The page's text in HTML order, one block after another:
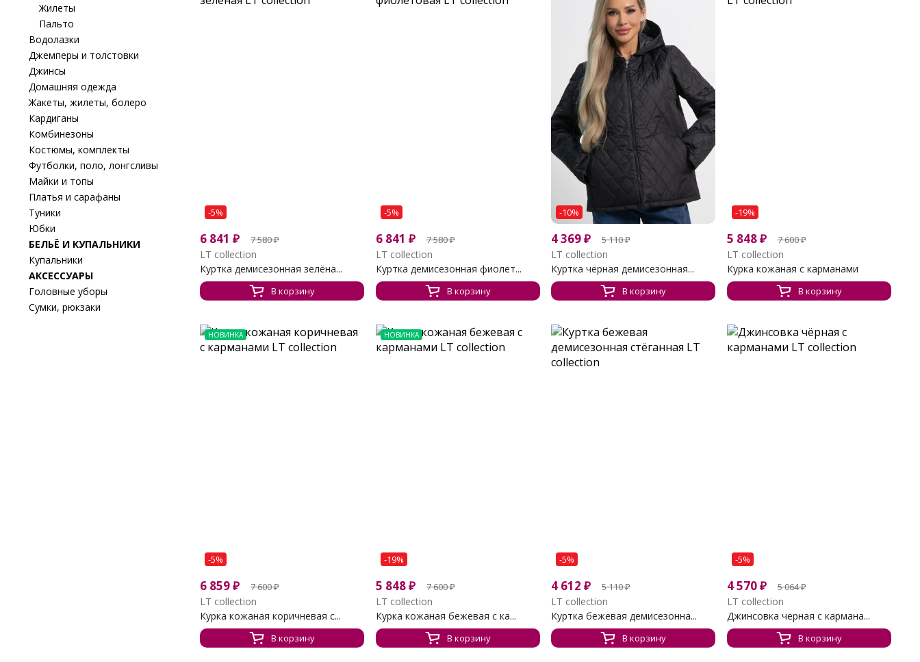
Жилеты
Пальто
Водолазки
Джемперы и толстовки
Джинсы
Домашняя одежда
Жакеты, жилеты, болеро
Кардиганы
Комбинезоны
Костюмы, комплекты
Футболки, поло, лонгсливы
Майки и топы
Платья и сарафаны
Туники
Юбки
БЕЛЬЁ И КУПАЛЬНИКИ
Купальники
АКСЕССУАРЫ
Головные уборы
Сумки, рюкзаки
-5%
6 841 ₽ 7 580₽
LT collection
Куртка демисезонная зелёна...
В корзину
-5%
6 841 ₽ 7 580₽
LT collection
Куртка демисезонная фиолет...
В корзину
-10%
4 369₽ 5 110₽
LT collection
Куртка чёрная демисезонная...
В корзину
-19%
5 848₽ 7 600₽
LT collection
Курка кожаная с карманами
В корзину
НОВИНКА
-5%
6 859₽ 7 600₽
LT collection
Курка кожаная коричневая с...
В корзину
НОВИНКА
-19%
5 848₽ 7 600₽
LT collection
Курка кожаная бежевая с ка...
В корзину
-5%
4 612 ₽ 5 110₽
LT collection
Куртка бежевая демисезонна...
В корзину
-5%
4 570₽ 5 064₽
LT collection
Джинсовка чёрная с кармана...
В корзину